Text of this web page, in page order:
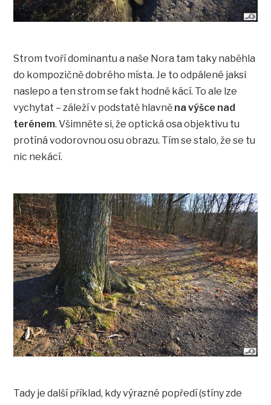
Strom tvoří dominantu a naše Nora tam taky naběhla
do kompozičně dobrého místa. Je to odpálené jaksi
naslepo a ten strom se fakt hodně kácí. To ale lze
vychytat – záleží v podstatě hlavně na výšce nad
terénem. Všimněte si, že optická osa objektivu tu
protíná vodorovnou osu obrazu. Tím se stalo, že se tu
nic nekácí.
Tady je další příklad, kdy výrazné popředí (stíny zde